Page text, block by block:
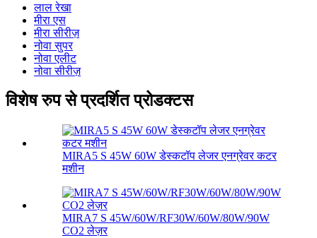
लाल रेखा
मीरा एस
मीरा सीरीज़
नोवा सुपर
नोवा एलीट
नोवा सीरीज़
विशेष रुप से प्रदर्शित प्रोडक्टस
MIRA5 S 45W 60W डेस्कटॉप लेजर एनग्रेवर कटर
मशीन
MIRA7 S 45W/60W/RF30W/60W/80W/90W
CO2 लेज़र